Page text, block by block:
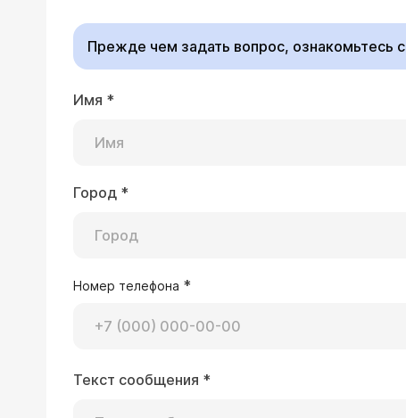
Прежде чем задать вопрос, ознакомьтесь с
Имя *
Город *
Номер телефона *
Текст сообщения *